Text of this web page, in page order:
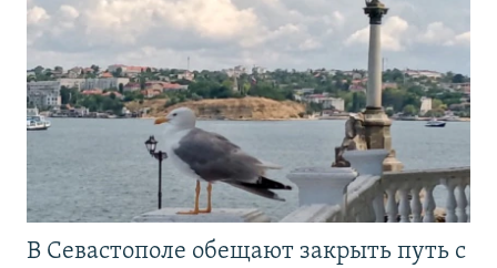
В Севастополе обещают закрыть путь с